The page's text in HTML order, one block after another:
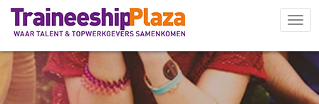
Overslaan
naar
inhoud
gaan